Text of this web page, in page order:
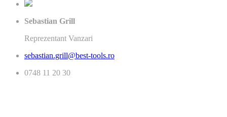
Sebastian Grill
Reprezentant Vanzari
sebastian.grill@best-tools.ro
0748 11 20 30